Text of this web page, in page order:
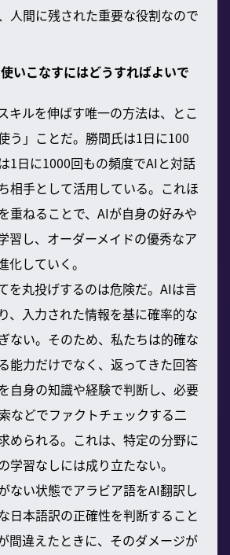
人間に残された重要な役割なので
いこなすにはどうすればよいで
キルを伸ばす唯一の方法は、とこ
う」ことだ。勝間氏は1日に100
1日に1000回もの頻度でAIと対話
相手として活用している。これほ
重ねることで、AIが自身の好みや
習し、オーダーメイドの優秀なア
化していく。
を丸投げするのは危険だ。AIは言
、入力された情報を基に確率的な
ない。そのため、私たちは的確な
能力だけでなく、返ってきた回答
自身の知識や経験で判断し、必要
などでファクトチェックする二
められる。これは、特定の分野に
学習なしには成り立たない。
ない状態でアラビア語をAI翻訳し
日本語訳の正確性を判断すること
間違えたときに、そのダメージが